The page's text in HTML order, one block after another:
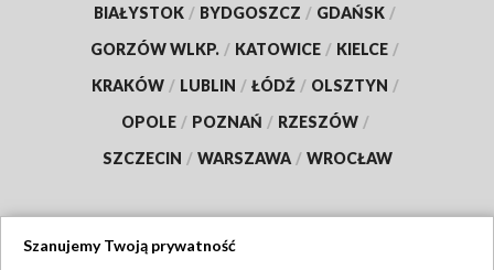
BIAŁYSTOK / BYDGOSZCZ / GDAŃSK /
GORZÓW WLKP. / KATOWICE / KIELCE /
KRAKÓW / LUBLIN / ŁÓDŹ / OLSZTYN /
OPOLE / POZNAŃ / RZESZÓW /
SZCZECIN / WARSZAWA / WROCŁAW
Szanujemy Twoją prywatność